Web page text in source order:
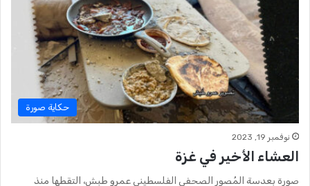
حكاية صورة
نوفمبر 19, 2023
العشاء الأخير في غزة
صورة بعدسة المُصوِر الصحفي الفلسطيني عمرو طبش، التقطها منذ